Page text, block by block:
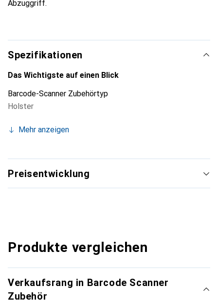
Abzuggriff.
Spezifikationen
Das Wichtigste auf einen Blick
Barcode-Scanner Zubehörtyp
Holster
Mehr anzeigen
Preisentwicklung
Produkte vergleichen
Verkaufsrang in Barcode Scanner
Zubehör